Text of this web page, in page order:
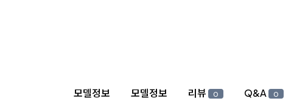
상세 정보
모델정보 모델정보 리뷰 0 Q&A 0